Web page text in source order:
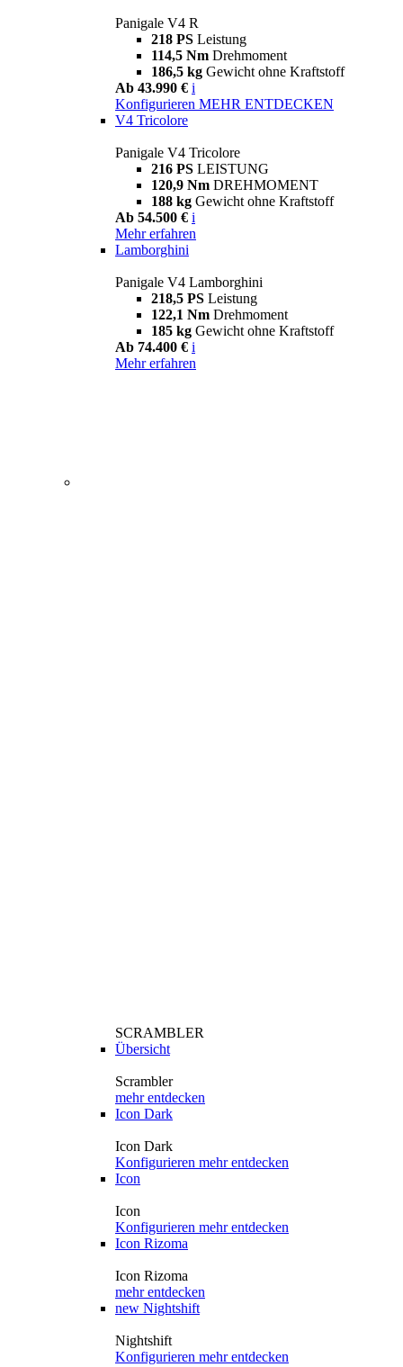
Panigale V4 R
218 PS Leistung
114,5 Nm Drehmoment
186,5 kg Gewicht ohne Kraftstoff
Ab 43.990 € i
Konfigurieren MEHR ENTDECKEN
V4 Tricolore
Panigale V4 Tricolore
216 PS LEISTUNG
120,9 Nm DREHMOMENT
188 kg Gewicht ohne Kraftstoff
Ab 54.500 € i
Mehr erfahren
Lamborghini
Panigale V4 Lamborghini
218,5 PS Leistung
122,1 Nm Drehmoment
185 kg Gewicht ohne Kraftstoff
Ab 74.400 € i
Mehr erfahren
SCRAMBLER
Übersicht
Scrambler
mehr entdecken
Icon Dark
Icon Dark
Konfigurieren mehr entdecken
Icon
Icon
Konfigurieren mehr entdecken
Icon Rizoma
Icon Rizoma
mehr entdecken
new Nightshift
Nightshift
Konfigurieren mehr entdecken